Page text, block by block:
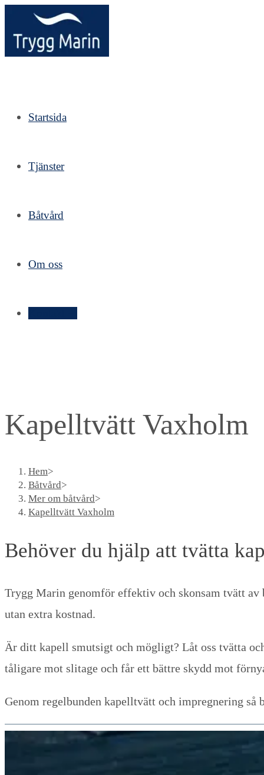
Hoppa
till
innehållet
Startsida
Tjänster
Båtvård
Om oss
Kapelltvätt Vaxholm
Hem>
Båtvård>
Mer om båtvård>
Kapelltvätt Vaxholm
Behöver du hjälp att tvätta
Trygg Marin genomför effektiv och skonsam tvätt
utan extra kostnad.
Är ditt kapell smutsigt och mögligt? Låt oss tvätta
tåligare mot slitage och får ett bättre skydd mot
Genom regelbunden kapelltvätt och impregnering